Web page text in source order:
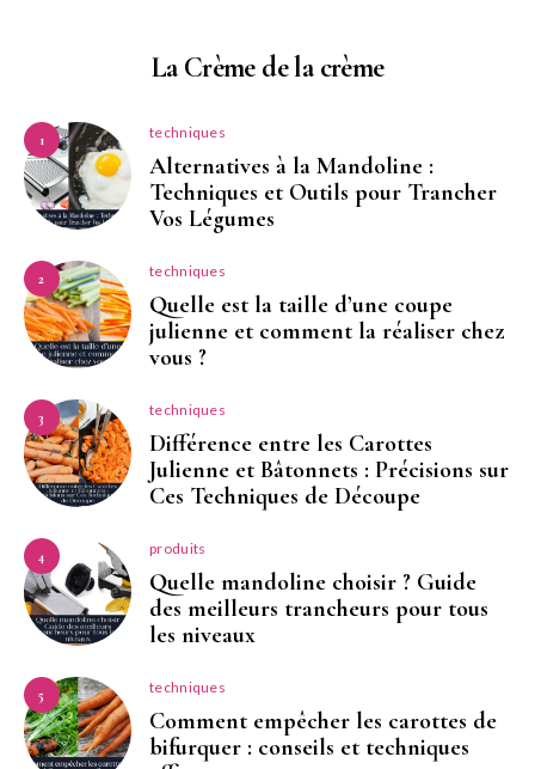
La Crème de la crème
1 techniques
Alternatives à la Mandoline :
Techniques et Outils pour Trancher
Vos Légumes
2 techniques
Quelle est la taille d’une coupe
julienne et comment la réaliser chez
vous ?
3 techniques
Différence entre les Carottes
Julienne et Bâtonnets : Précisions sur
Ces Techniques de Découpe
4 produits
Quelle mandoline choisir ? Guide
des meilleurs trancheurs pour tous
les niveaux
5 techniques
Comment empêcher les carottes de
bifurquer : conseils et techniques